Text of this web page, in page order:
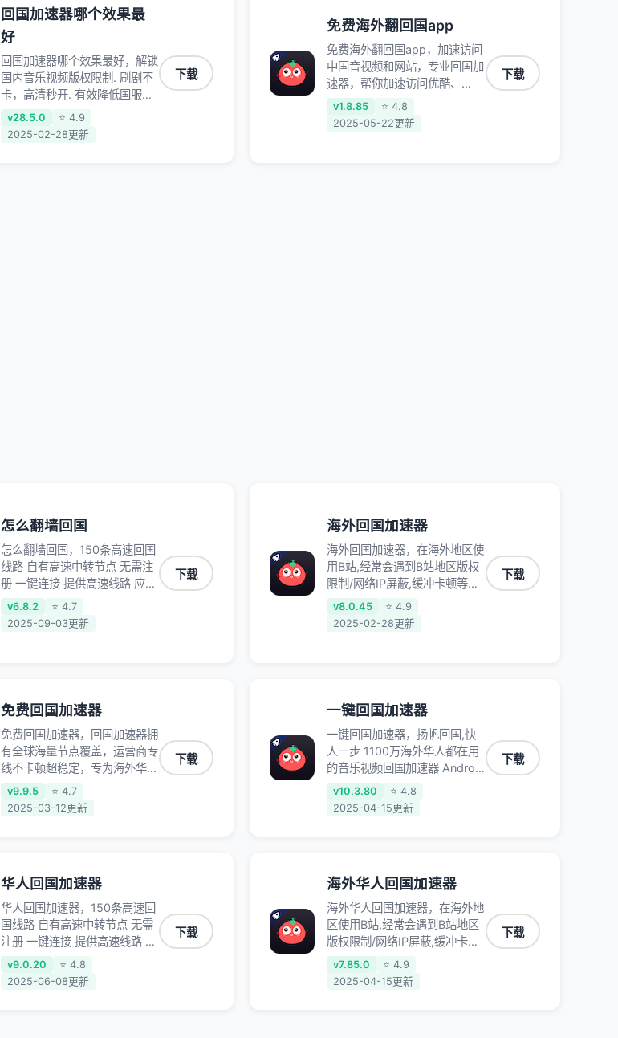
回国加速器哪个效果最
好
回国加速器哪个效果最好，解锁
国内音乐视频版权限制. 刷剧不
卡，高清秒开. 有效降低国服游
戏延迟. 提升国内主流应用访问
速度 ; 独创加速黑科技 · 海量边
v28.5.0
⭐ 4.9
2025-02-28更新
下载
免费海外翻回国app
免费海外翻回国app，加速访问
中国音视频和网站，专业回国加
速器，帮你加速访问优酷、
bilibili、腾讯视频、爱奇艺等，
加速国服游戏，例如原神、阴阳
v1.8.85
⭐ 4.8
2025-05-22更新
下载
怎么翻墙回国
怎么翻墙回国，150条高速回国
线路 自有高速中转节点 无需注
册 一键连接 提供高速线路 应用
内直达视频音乐app,快人一步
应用模式 App互不干扰 不间断
v6.8.2
⭐ 4.7
2025-09-03更新
下载
海外回国加速器
海外回国加速器，在海外地区使
用B站,经常会遇到B站地区版权
限制/网络IP屏蔽,缓冲卡顿等问
题,使用我们的哔哩哔哩专用回
国VPN,可加速解决各类网络问
v8.0.45
⭐ 4.9
2025-02-28更新
下载
免费回国加速器
免费回国加速器，回国加速器拥
有全球海量节点覆盖，运营商专
线不卡顿超稳定，专为海外华人
和留学生打造，帮助海外华人免
除地域限制，随时高速稳定低延
v9.9.5
⭐ 4.7
2025-03-12更新
下载
一键回国加速器
一键回国加速器，扬帆回国,快
人一步 1100万海外华人都在用
的音乐视频回国加速器 Android
iOS Windows Mac TV VIP 支
持多种加速场景 了解更多 看视
v10.3.80
⭐ 4.8
2025-04-15更新
下载
华人回国加速器
华人回国加速器，150条高速回
国线路 自有高速中转节点 无需
注册 一键连接 提供高速线路 应
用内直达视频音乐app,快人一
步 应用模式 App互不干扰 不间
v9.0.20
⭐ 4.8
2025-06-08更新
下载
海外华人回国加速器
海外华人回国加速器，在海外地
区使用B站,经常会遇到B站地区
版权限制/网络IP屏蔽,缓冲卡顿
等问题,使用我们的哔哩哔哩专
用回国VPN,可加速解决各类网
v7.85.0
⭐ 4.9
2025-04-15更新
下载